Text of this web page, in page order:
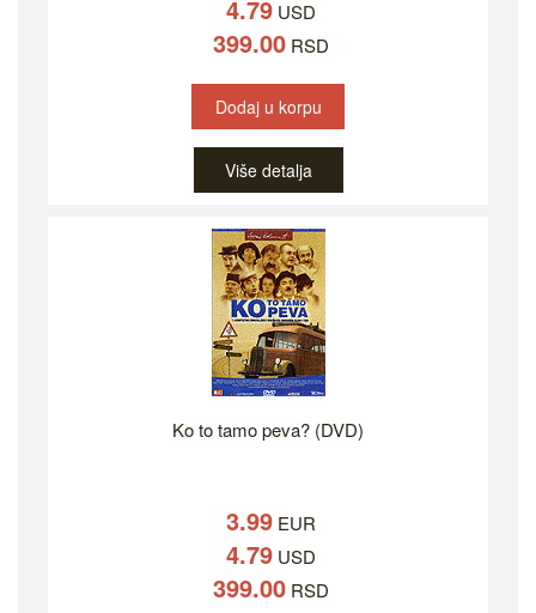
4.79 USD
399.00 RSD
Dodaj u korpu
Više detalja
Ko to tamo peva? (DVD)
3.99 EUR
4.79 USD
399.00 RSD